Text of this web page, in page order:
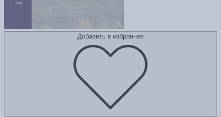
Добавить в избранное